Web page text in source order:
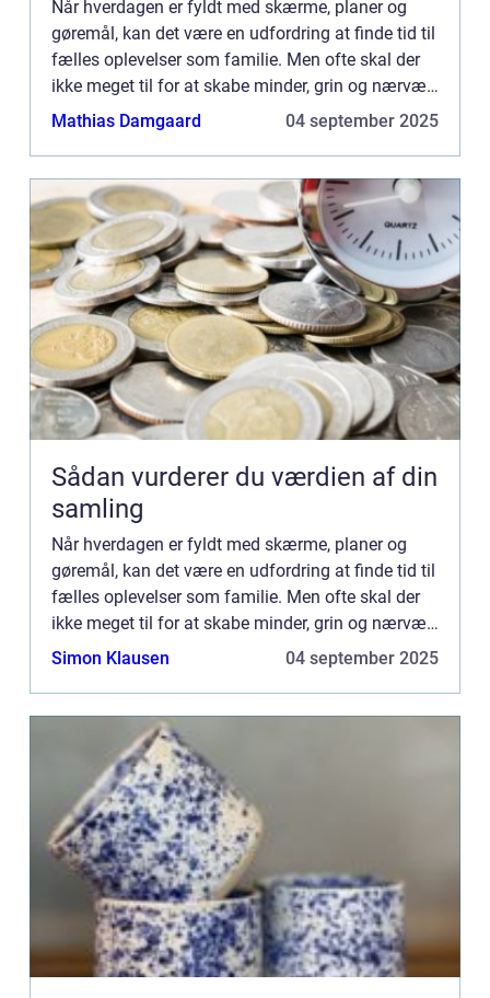
Når hverdagen er fyldt med skærme, planer og
gøremål, kan det være en udfordring at finde tid til
fælles oplevelser som familie. Men ofte skal der
ikke meget til for at skabe minder, grin og nærvær.
Ud...
Mathias Damgaard 04 september 2025
Sådan vurderer du værdien af din
samling
Når hverdagen er fyldt med skærme, planer og
gøremål, kan det være en udfordring at finde tid til
fælles oplevelser som familie. Men ofte skal der
ikke meget til for at skabe minder, grin og nærvær.
Ud...
Simon Klausen 04 september 2025